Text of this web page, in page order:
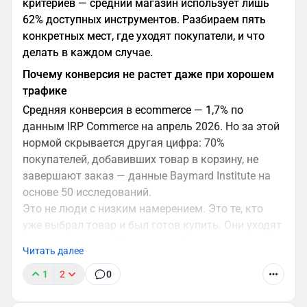
должны работать в основном интерфейсе, а
не как отдельный режим.
Персональные данные: что проверяет сканер
Политика конфиденциальности
Документ содержит шесть разделов: цели и
основания обработки, перечень категорий
данных, сроки хранения, права пользователей и
контакты. Сканер проверяет конкретные
формулировки — типовой шаблон без адаптации
под компанию создает риск.
Форма согласия
Чекбокс согласия — только пустой, атрибут
Формулировка цели — конкретная: «Даю согласие
на обработку персональных данных с целью
получения рассылки». «Согласен с политикой» —
критериев — средний магазин использует лишь
62% доступных инструментов. Разбираем пять
конкретных мест, где уходят покупатели, и что
делать в каждом случае.
Почему конверсия не растет даже при хорошем
трафике
Средняя конверсия в ecommerce — 1,7% по
данным IRP Commerce на апрель 2026. Но за этой
нормой скрывается другая цифра: 70%
покупателей, добавивших товар в корзину, не
завершают заказ — данные Baymard Institute на
основе 50 исследований.
Это не люди с низким намерением. Это те, кто
уже выбрал товар и был готов купить. Они уходят
которых устраняются без серьезной разработки.
В мае 2026 года Аспро проверил 852 магазина по
Читать далее
1 2 0